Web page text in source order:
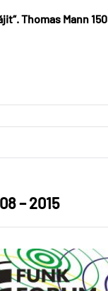
Thomas Mann 150
– 2015